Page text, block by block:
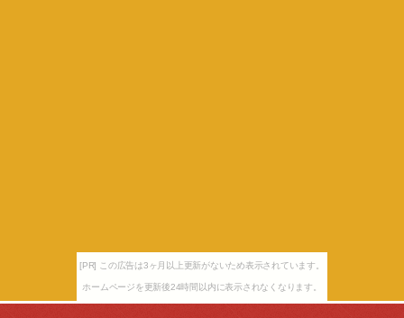
[PR] この広告は3ヶ月以上更新がないため表示されています。
ホームページを更新後24時間以内に表示されなくなります。